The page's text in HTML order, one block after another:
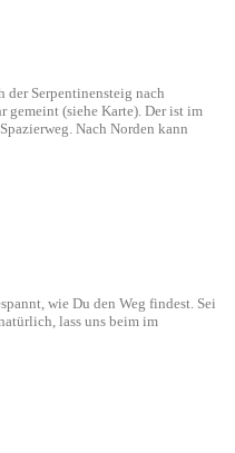
Serpentinensteig nach
gemeint (siehe Karte). Der ist im
Nach Norden kann
wie Du den Weg findest. Sei
lass uns beim im